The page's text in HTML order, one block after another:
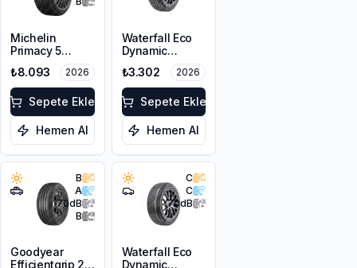
Michelin
Primacy 5
225/55R18 98V
₺8.093 2026
Sepete Ekle
Hemen Al
Waterfall Eco
Dynamic
225/45R18 95W
XL
₺3.302 2026
Sepete Ekle
Hemen Al
B
A
70dB
B
Goodyear
Efficientgrip 2
C
C
70dB
Waterfall Eco
Dynamic